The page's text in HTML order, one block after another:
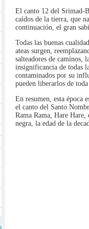
El canto 12 del Srimad-
caídos de la tierra, que
continuación, el gran
Todas las buenas
ateas surgen,
salteadores de caminos,
insignificancia de todas
contaminados por su
pueden liberarlos de
En resumen, esta época
el canto del Santo
Rama Rama, Hare
negra, la edad de la